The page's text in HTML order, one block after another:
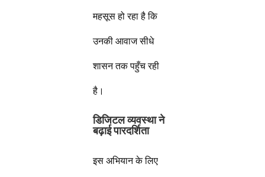
महसूस हो रहा है कि
उनकी आवाज सीधे
शासन तक पहुँच रही
है।
डिजिटल व्यवस्था ने
बढ़ाई पारदर्शिता
इस अभियान के लिए